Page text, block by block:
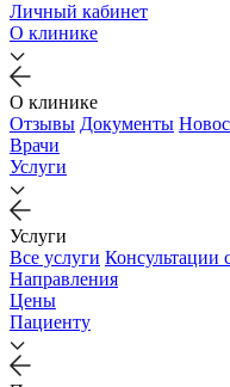
Личный кабинет
О клинике
О клинике
Отзывы Документы
Врачи
Услуги
Услуги
Все услуги Консультации
Направления
Цены
Пациенту